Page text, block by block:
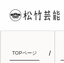
TOPページ